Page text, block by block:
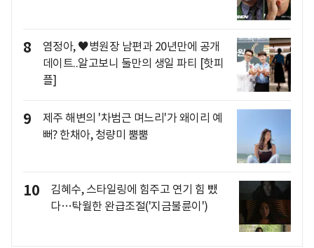
8
염정아, ♥병원장 남편과 20년만에 공개
데이트..알고보니 둘만의 생일 파티 [핫피
플]
9
제주 해변의 '차범근 며느리'가 왜이리 예
뻐? 한채아, 청량미 뿜뿜
10
김혜수, 스타일링에 힘주고 연기 힘 뺐
다…탁월한 완급조절('지금불륜이')